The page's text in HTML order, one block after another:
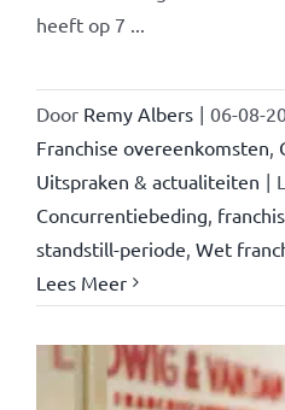
heeft op 7 ...
Door Remy Albers | 06-08-
Franchise overeenkomsten,
Uitspraken & actualiteiten |
Concurrentiebeding,
standstill-periode, Wet
Lees Meer